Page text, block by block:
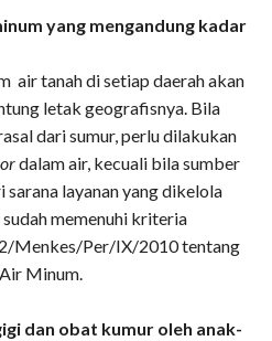
yang mengandung kadar
air tanah di setiap daerah akan
letak geografisnya. Bila
dari sumur, perlu dilakukan
dalam air, kecuali bila sumber
sarana layanan yang dikelola
memenuhi kriteria
Menkes/Per/IX/2010 tentang
Minum.
dan obat kumur oleh anak-